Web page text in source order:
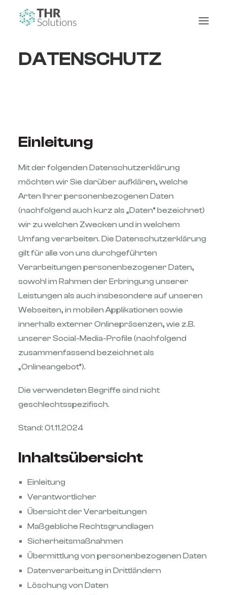
DATEN­SCHUTZ­­
Einleitung
Mit der folgenden Datenschutzerklärung
möchten wir Sie darüber aufklären, welche
Arten Ihrer personenbezogenen Daten
(nachfolgend auch kurz als „Daten“ bezeichnet)
wir zu welchen Zwecken und in welchem
Umfang verarbeiten. Die Datenschutzerklärung
gilt für alle von uns durchgeführten
Verarbeitungen personenbezogener Daten,
sowohl im Rahmen der Erbringung unserer
Leistungen als auch insbesondere auf unseren
Webseiten, in mobilen Applikationen sowie
innerhalb externer Onlinepräsenzen, wie z.B.
unserer Social-Media-Profile (nachfolgend
zusammenfassend bezeichnet als
„Onlineangebot“).
Die verwendeten Begriffe sind nicht
geschlechtsspezifisch.
Stand: 01.11.2024
Inhaltsübersicht
Einleitung
Verantwortlicher
Übersicht der Verarbeitungen
Maßgebliche Rechtsgrundlagen
Sicherheitsmaßnahmen
Übermittlung von personenbezogenen Daten
Datenverarbeitung in Drittländern
Löschung von Daten